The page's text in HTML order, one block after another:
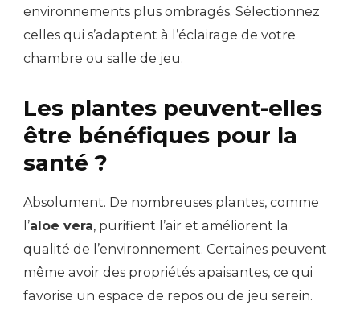
environnements plus ombragés. Sélectionnez
celles qui s’adaptent à l’éclairage de votre
chambre ou salle de jeu.
Les plantes peuvent-elles
être bénéfiques pour la
santé ?
Absolument. De nombreuses plantes, comme
l’aloe vera, purifient l’air et améliorent la
qualité de l’environnement. Certaines peuvent
même avoir des propriétés apaisantes, ce qui
favorise un espace de repos ou de jeu serein.